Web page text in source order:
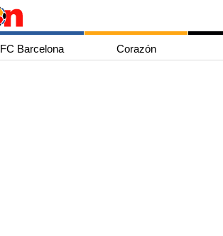
FC Barcelona Corazón